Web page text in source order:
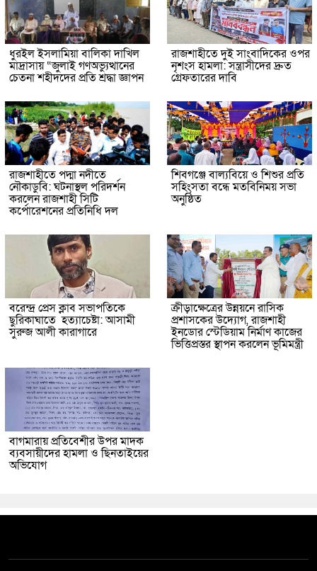
ধুরইল ইসলামিয়া বালিকা দাখিল
মাদ্রাসায় “জুলাই গণঅভ্যুত্থানের
চেতনা শহীদদের প্রতি শ্রদ্ধা জ্ঞাপন
রাজশাহীতে দুই সাংবাদিকের ওপর
নৃশংস হামলা: সন্ত্রাসীদের দ্রুত
গ্রেফতারের দাবি
রাজশাহীতে পদ্মা নদীতে
নৌকাডুবি: ঘটনাস্থল পরিদর্শন
করলেন রাজশাহী সিটি
কর্পোরেশনের প্রতিনিধি দল
শিবগঞ্জে বাল্যবিয়ে ও শিশুর প্রতি
সহিংসতা বন্ধে মতবিনিময় সভা
অনুষ্ঠিত
বরেন্দ্র প্রেস ক্লাব সভাপতিকে
ছুরিকাঘাতে হত্যাচেষ্টা: আসামী
সুরুজ আলী কারাগারে
ক্রীড়াক্ষেত্রের উন্নয়নে রাসিক
প্রশাসকের উদ্যোগ, রাজশাহী
ইনডোর স্টেডিয়াম নির্মাণ কাজের
ভিত্তিপ্রস্তর স্থাপন করলেন ভূমিমন্ত্রী
বাগমারায় প্রতিবেশীর উপর মাদক
ব্যবসায়ীদের হামলা ও ছিনতাইয়ের
অভিযোগ